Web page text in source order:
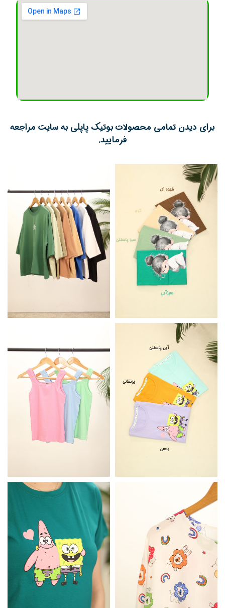
برای دیدن تمامی محصولات بوتیک پاپلی به سایت مراجعه
فرمایید.